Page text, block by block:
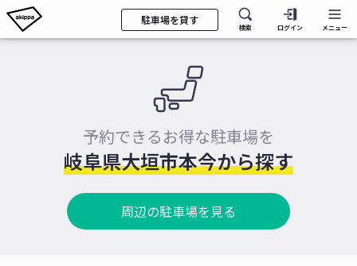
駐車場を貸す
検索 ログイン メニュー
予約できるお得な駐車場を
岐阜県大垣市本今から探す
周辺の駐車場を見る